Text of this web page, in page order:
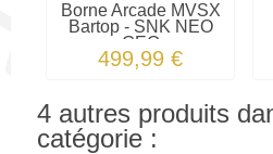
Borne Arcade MVSX
Bartop - SNK NEO
GEO
499,99 €
4 autres produits
catégorie :